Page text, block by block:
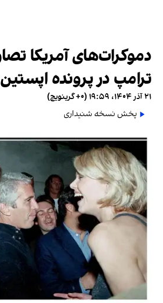
دموکرات‌های آمریکا
ترامپ در پرونده
۲۱ آذر ۱۴۰۴، ۱۹:۵۹ (‎+۰ گرینویچ)
پخش نسخه شنیداری